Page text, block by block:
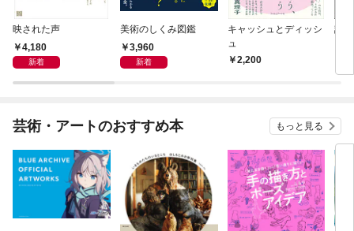
映された声
4,180
新着
美術のしくみ図鑑
3,960
新着
キャッシュとディッシ
ュ
2,200
記
芸術・アートのおすすめ本 もっと見る